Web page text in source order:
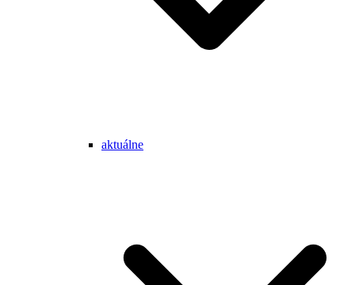
aktuálne